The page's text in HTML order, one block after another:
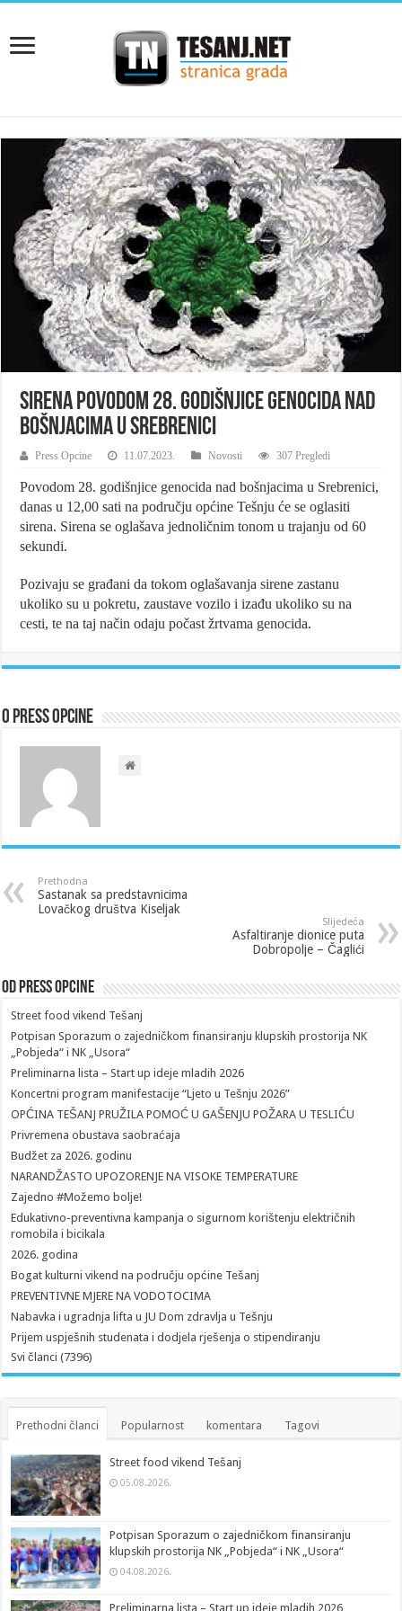
Sirena povodom 28. godišnjice genocida nad
bošnjacima u Srebrenici
Press Opcine 11.07.2023. Novosti 307 Pregledi
Povodom 28. godišnjice genocida nad bošnjacima u Srebrenici,
danas u 12,00 sati na području općine Tešnju će se oglasiti
sirena. Sirena se oglašava jednoličnim tonom u trajanju od 60
sekundi.
Pozivaju se građani da tokom oglašavanja sirene zastanu
ukoliko su u pokretu, zaustave vozilo i izađu ukoliko su na
cesti, te na taj način odaju počast žrtvama genocida.
O Press Opcine
Prethodna
Sastanak sa predstavnicima
Lovačkog društva Kiseljak
Slijedeća
Asfaltiranje dionice puta
Dobropolje – Čaglići
Od Press Opcine
Street food vikend Tešanj
Potpisan Sporazum o zajedničkom finansiranju klupskih prostorija NK
„Pobjeda“ i NK „Usora“
Preliminarna lista – Start up ideje mladih 2026
Koncertni program manifestacije “Ljeto u Tešnju 2026”
OPĆINA TEŠANJ PRUŽILA POMOĆ U GAŠENJU POŽARA U TESLIĆU
Privremena obustava saobraćaja
Budžet za 2026. godinu
NARANDŽASTO UPOZORENJE NA VISOKE TEMPERATURE
Zajedno #Možemo bolje!
Edukativno-preventivna kampanja o sigurnom korištenju električnih
romobila i bicikala
2026. godina
Bogat kulturni vikend na području općine Tešanj
PREVENTIVNE MJERE NA VODOTOCIMA
Nabavka i ugradnja lifta u JU Dom zdravlja u Tešnju
Prijem uspješnih studenata i dodjela rješenja o stipendiranju
Svi članci (7396)
Prethodni članci Popularnost komentara Tagovi
Street food vikend Tešanj
05.08.2026.
Potpisan Sporazum o zajedničkom finansiranju
klupskih prostorija NK „Pobjeda“ i NK „Usora“
04.08.2026.
Preliminarna lista – Start up ideje mladih 2026